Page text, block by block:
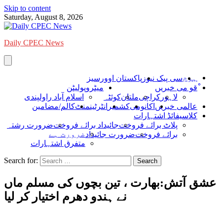
Skip to content
Saturday, August 8, 2026
Daily CPEC News
ہومسی پیک نیوز پاکستان اوورسیز
ْقو می خبریں
لاہور کراچیملتانکوئٹہ
میٹروپولیٹن
اسلام آباد راولپندی
عالمی خبریں اکانومیکشمیر انٹرٹینمنٹکالم/مضامین
کلاسیفائڈ اشتہارات
پلاٹ برائے فروختجائیداد برائے فروختضرورت رشتہ
برائے فروختضرورت جائیدادضرورت ہے
متفرق اشتہارات
Search for:
عشق آتش:بھارت ، تین بچوں کی مسلم ماں
نے ہندو دھرم اختیار کر لیا